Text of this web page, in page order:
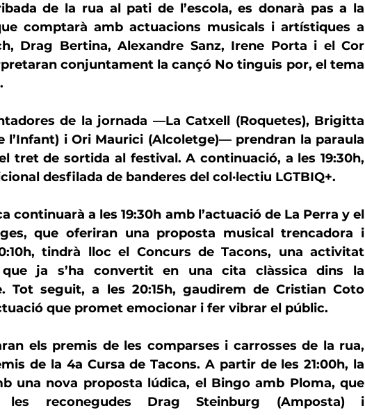
de la rua al pati de l’escola, es donarà pas a la
comptarà amb actuacions musicals i artístiques a
, Drag Bertina, Alexandre Sanz, Irene Porta i el Cor
conjuntament la cançó No tinguis por, el tema
de la jornada —La Catxell (Roquetes), Brigitta
l’Infant) i Ori Maurici (Alcoletge)— prendran la paraula
tret de sortida al festival. A continuació, a les 19:30h,
desfilada de banderes del col·lectiu LGTBIQ+.
continuarà a les 19:30h amb l’actuació de La Perra y el
que oferiran una proposta musical trencadora i
tindrà lloc el Concurs de Tacons, una activitat
ja s’ha convertit en una cita clàssica dins la
Tot seguit, a les 20:15h, gaudirem de
que promet emocionar i fer vibrar el públic.
els premis de les comparses i carrosses de la rua,
de la 4a Cursa de Tacons. A partir de les 21:00h, la
una nova proposta lúdica, el Bingo amb Ploma, que
reconegudes Drag Steinburg